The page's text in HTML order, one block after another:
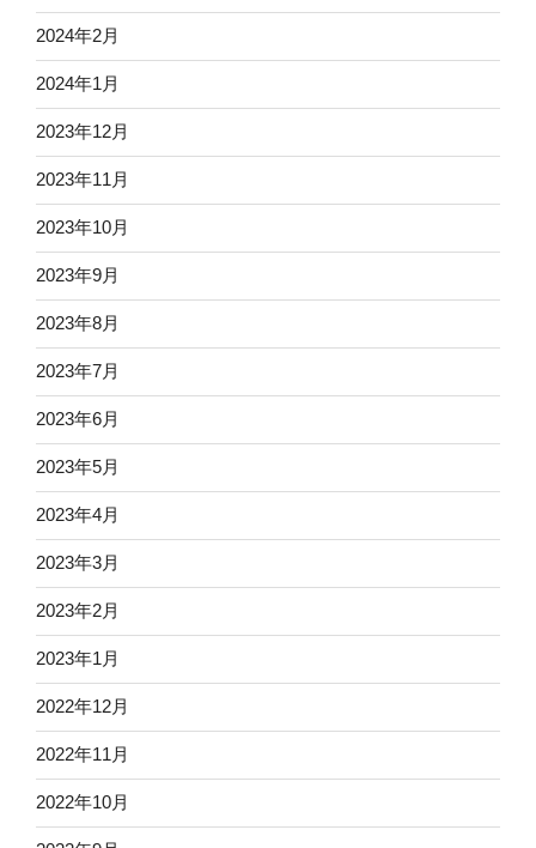
2024年2月
2024年1月
2023年12月
2023年11月
2023年10月
2023年9月
2023年8月
2023年7月
2023年6月
2023年5月
2023年4月
2023年3月
2023年2月
2023年1月
2022年12月
2022年11月
2022年10月